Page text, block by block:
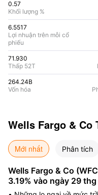
0.57
Khối lượng %
6.5517
Lợi nhuận trên mỗi cổ
phiếu
71.930
Thấp 52T
264.24B
Vốn hóa
Wells Fargo & Co
Mới nhất Phân tích
Wells Fargo & Co
3.19% vào ngày 29
nhà đầu tư cần biết